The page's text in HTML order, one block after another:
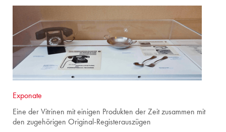
Exponate
Eine der Vi­tri­nen mit ei­ni­gen Pro­duk­ten der Zeit zu­sam­men mit
den zu­ge­hö­ri­gen Ori­gi­nal-Re­gis­ter­aus­zü­gen